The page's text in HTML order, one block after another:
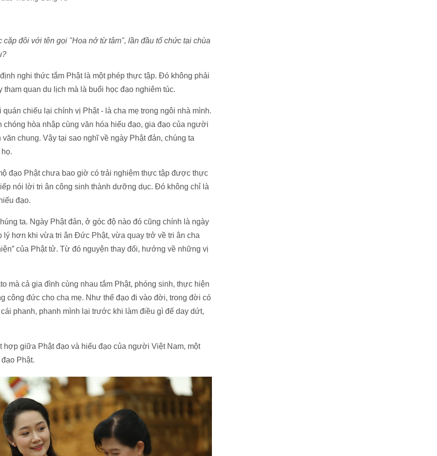
đôi với tên gọi "Hoa nở từ tâm", lần đầu tổ chức tại chùa
nghi thức tắm Phật là một phép thực tập. Đó không phải
quan du lịch mà là buổi học đạo nghiêm túc.
chiếu lại chính vị Phật - là cha mẹ trong ngôi nhà mình.
hòa nhập cùng văn hóa hiếu đạo, gia đạo của người
chung. Vậy tại sao nghĩ về ngày Phật đản, chúng ta
đạo Phật chưa bao giờ có trải nghiệm thực tập được thực
nói lời tri ân công sinh thành dưỡng dục. Đó không chỉ là
đạo.
ta. Ngày Phật đản, ở góc độ nào đó cũng chính là ngày
hơn khi vừa tri ân Đức Phật, vừa quay trở về tri ân cha
của Phật tử. Từ đó nguyện thay đổi, hướng về những vị
mà cả gia đình cùng nhau tắm Phật, phóng sinh, thực hiện
công đức cho cha mẹ. Như thế đạo đi vào đời, trong đời có
phanh, phanh mình lại trước khi làm điều gì để day dứt,
hợp giữa Phật đạo và hiếu đạo của người Việt Nam, một
Phật.